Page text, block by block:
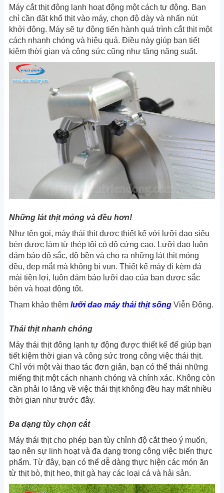
Máy cắt thịt đông lạnh hoạt động một cách tự động. Bạn
chỉ cần đặt khổ thịt vào máy, chọn độ dày và nhấn nút
khởi động. Máy sẽ tự động tiến hành quá trình cắt thịt một
cách nhanh chóng và hiệu quả. Điều này giúp bạn tiết
kiệm thời gian và công sức cũng như tăng năng suất.
Những lát thịt mỏng và đều hơn!
Như tên gọi, máy thái thịt được thiết kế với lưỡi dao siêu
bén được làm từ thép tôi có độ cứng cao. Lưỡi dao luôn
đảm bảo độ sắc, độ bền và cho ra những lát thịt mỏng
đều, đẹp mắt mà không bị vụn. Thiết kế máy đi kèm đá
mài tiện lợi, luôn đảm bảo lưỡi dao của bạn được sắc
bén và hoạt động tốt.
Tham khảo thêm lưỡi dao máy thái thịt sống Viễn Đông.
Thái thịt nhanh chóng
Máy thái thịt đông lạnh tự động được thiết kế để giúp bạn
tiết kiệm thời gian và công sức trong công việc thái thịt.
Chỉ với một vài thao tác đơn giản, bạn có thể thái những
miếng thịt một cách nhanh chóng và chính xác. Không còn
cần phải lo lắng về việc thái thịt không đều hay mất nhiều
thời gian như trước đây.
Đa dạng tùy chọn cắt
Máy thái thịt cho phép bạn tùy chỉnh độ cắt theo ý muốn,
tạo nên sự linh hoạt và đa dạng trong công việc biến thực
phẩm. Từ đây, bạn có thể dễ dàng thực hiện các món ăn
từ thịt bò, thịt heo, thịt gà hay các loại cá và hải sản.